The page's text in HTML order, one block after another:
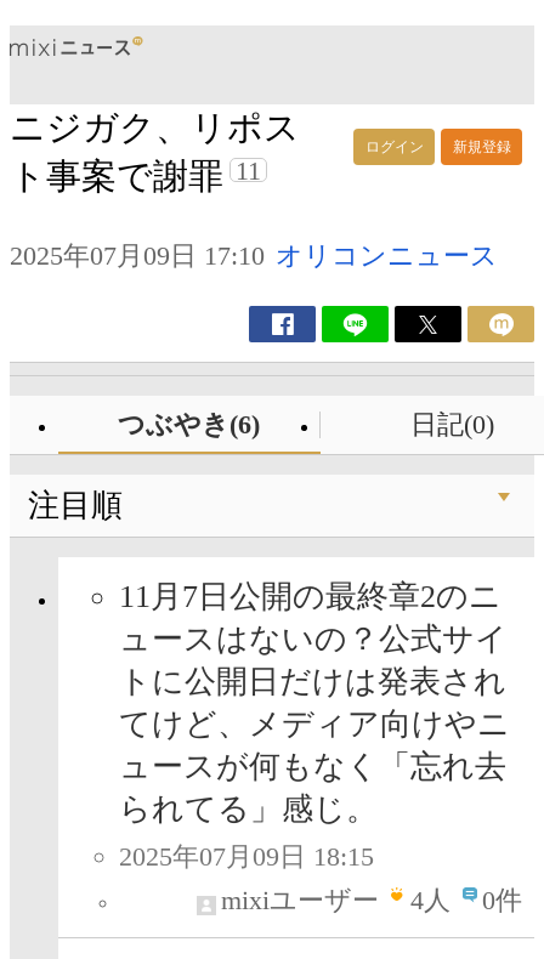
ログイン 新規登録
ニジガク、リポス
ト事案で謝罪 11
2025年07月09日 17:10 オリコンニュース
つぶやき(6) 日記(0)
注目順
11月7日公開の最終章2のニ
ュースはないの？公式サイ
トに公開日だけは発表され
てけど、メディア向けやニ
ュースが何もなく「忘れ去
られてる」感じ。
2025年07月09日 18:15
mixiユーザー
4人 0件